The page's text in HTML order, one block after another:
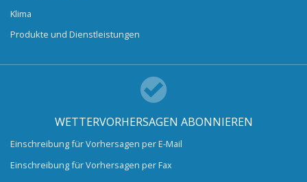
Klima
Produkte und Dienstleistungen
WETTERVORHERSAGEN ABONNIEREN
Einschreibung für Vorhersagen per E-Mail
Einschreibung für Vorhersagen per Fax